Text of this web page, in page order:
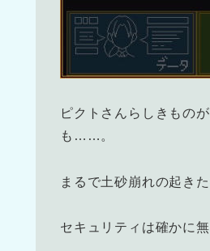
ピクトさんらしきもの
も……。
まるで土砂崩れの起き
セキュリティは確かに